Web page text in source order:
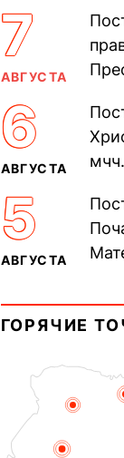
7
АВГУСТА
6
АВГУСТА
5
АВГУСТА
ГОРЯЧИЕ